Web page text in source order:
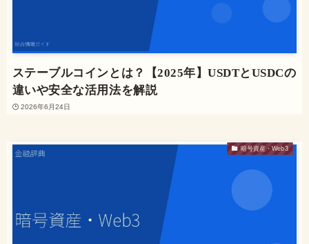
ステーブルコインとは？【2025年】USDTとUSDCの
違いや安全な活用法を解説
2026年6月24日
暗号資産・Web3